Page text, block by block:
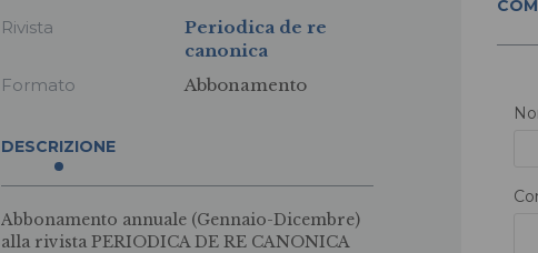
Rivista
Periodica de re
canonica
Formato
Abbonamento
DESCRIZIONE
Abbonamento annuale (Gennaio-Dicembre)
alla rivista PERIODICA DE RE CANONICA